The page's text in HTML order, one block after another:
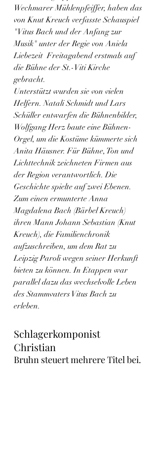
Wechmarer Mühlenpfeiffer, haben das
von Knut Kreuch verfasste Schauspiel
"Vitus Bach und der Anfang zur
Musik" unter der Regie von Aniela
Liebezeit  Freitagabend erstmals auf
die Bühne der St.-Viti Kirche
gebracht.
Unterstützt wurden sie von vielen
Helfern. Natali Schmidt und Lars
Schüller entwarfen die Bühnenbilder,
Wolfgang Herz baute eine Bühnen-
Orgel, um die Kostüme kümmerte sich
Anita Häusner. Für Bühne, Ton und
Lichttechnik zeichneten Firmen aus
der Region verantwortlich. Die
Geschichte spielte auf zwei Ebenen.
Zum einen ermunterte Anna
Magdalena Bach (Bärbel Kreuch)
ihren Mann Johann Sebastian (Knut
Kreuch), die Familienchronik
aufzuschreiben, um dem Rat zu
Leipzig Paroli wegen seiner Herkunft
bieten zu können. In Etappen war
parallel dazu das wechselvolle Leben
des Stammvaters Vitus Bach zu
erleben.
Schlagerkomponist
Christian
Bruhn steuert mehrere Titel bei.